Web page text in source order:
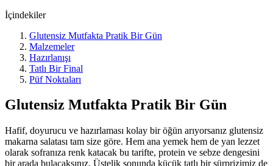
İçindekiler
Glutensiz Mutfakta Pratik Bir Gün
Malzemeler
Hazırlanışı
Tatlı Bir Final
Püf Noktaları
Glutensiz Mutfakta Pratik Bir Gün
Hafif, doyurucu ve hazırlaması kolay bir öğün arıyorsanız glutensiz
makarna salatası tam size göre. Hem ana yemek hem de yan lezzet
olarak sofranıza renk katacak bu tarifte, protein ve sebze dengesini
bir arada bulacaksınız. Üstelik sonunda küçük tatlı bir sürprizimiz de